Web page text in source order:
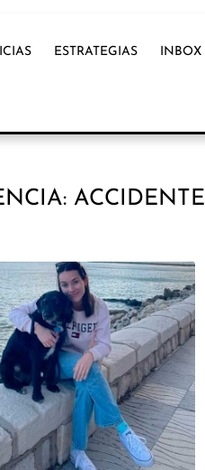
ESTRATEGIAS INBOX
ACCIDENTE